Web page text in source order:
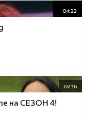
04:22
07:16
на СЕЗОН 4!